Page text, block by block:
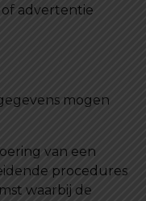
advertentie
mogen
van een
procedures
waarbij de